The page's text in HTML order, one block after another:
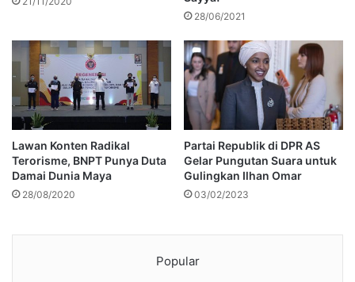
28/06/2021
Lawan Konten Radikal
Terorisme, BNPT Punya Duta
Damai Dunia Maya
28/08/2020
Partai Republik di DPR AS
Gelar Pungutan Suara untuk
Gulingkan Ilhan Omar
03/02/2023
Popular